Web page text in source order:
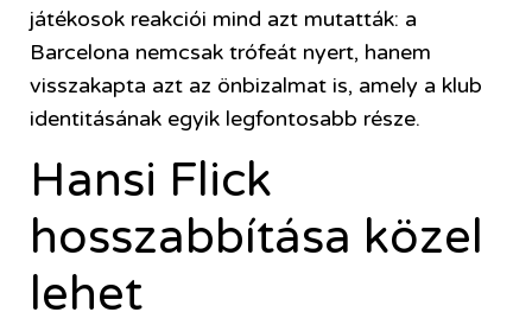
játékosok reakciói mind azt mutatták: a
Barcelona nemcsak trófeát nyert, hanem
visszakapta azt az önbizalmat is, amely a klub
identitásának egyik legfontosabb része.
Hansi Flick
hosszabbítása közel
lehet